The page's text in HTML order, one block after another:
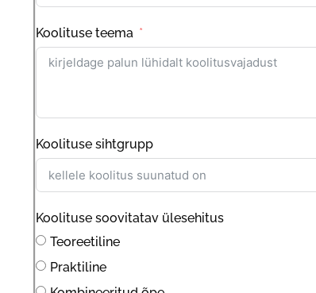
Koolituse teema
Koolituse sihtgrupp
Koolituse soovitatav ülesehitus
Teoreetiline
Praktiline